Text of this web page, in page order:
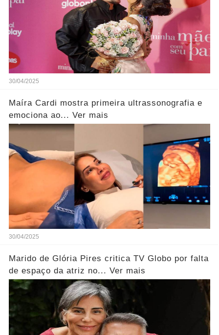
30/04/2025
Maíra Cardi mostra primeira ultrassonografia e
emociona ao... Ver mais
30/04/2025
Marido de Glória Pires critica TV Globo por falta
de espaço da atriz no... Ver mais